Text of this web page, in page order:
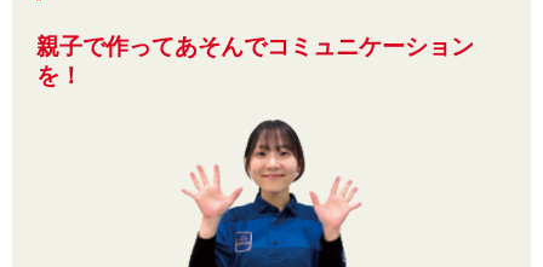
親子で作ってあそんでコミュニケーション
を！